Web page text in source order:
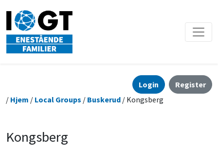
Login
Register
/ Hjem / Local Groups / Buskerud / Kongsberg
Kongsberg